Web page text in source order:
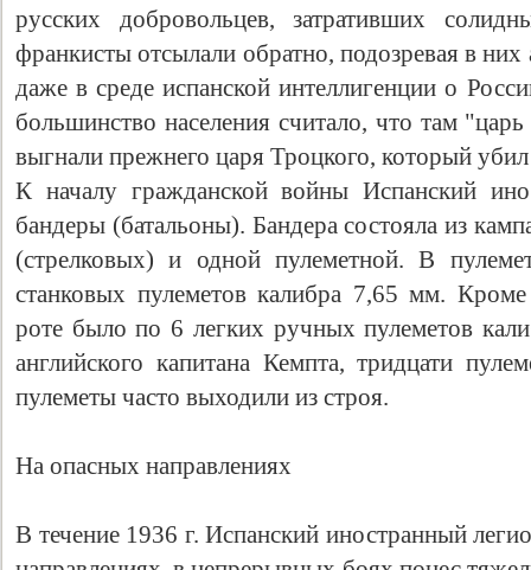
русских добровольцев, затративших
франкисты отсылали обратно, подозревая в
даже в среде испанской интеллигенции о
большинство населения считало, что там
выгнали прежнего царя Троцкого, который
К началу гражданской войны Испанский
бандеры (батальоны). Бандера состояла из
(стрелковых) и одной пулеметной. В
станковых пулеметов калибра 7,65 мм.
роте было по 6 легких ручных пулеметов
английского капитана Кемпта, тридцати
пулеметы часто выходили из строя.
На опасных направлениях
В течение 1936 г. Испанский иностранный